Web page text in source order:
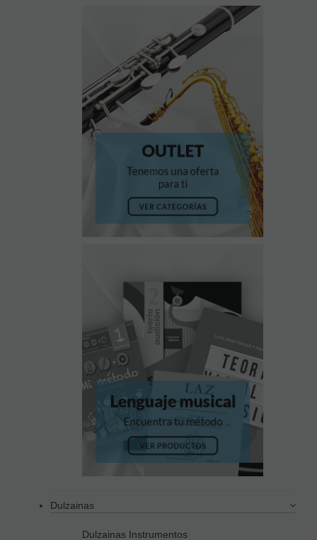
Dulzainas
Dulzainas Instrumentos